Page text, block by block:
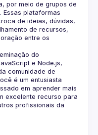
por meio de grupos de
Essas plataformas
de ideias, dúvidas,
de recursos,
entre os
do
e Node.js,
comunidade de
é um entusiasta
em aprender mais
excelente recurso para
profissionais da